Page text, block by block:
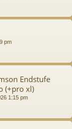
pm
Endstufe
(+pro xl)
1:15 pm